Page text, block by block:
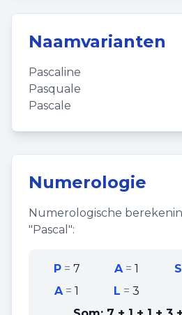
Naamvarianten
Pascaline
Pasquale
Pascale
Numerologie
Numerologische
"Pascal ":
P= 7 A= 1 S
A=1 L = 3